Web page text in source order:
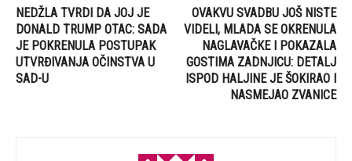
NEDŽLA TVRDI DA JOJ JE
DONALD TRUMP OTAC: SADA
JE POKRENULA POSTUPAK
UTVRĐIVANJA OČINSTVA U
SAD-U
OVAKVU SVADBU JOŠ NISTE
VIDELI, MLADA SE OKRENULA
NAGLAVAČKE I POKAZALA
GOSTIMA ZADNJICU: DETALJ
ISPOD HALJINE JE ŠOKIRAO I
NASMEJAO ZVANICE